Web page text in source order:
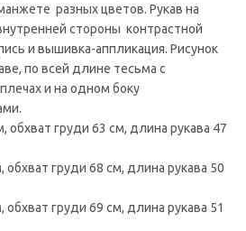
разных цветов. Рукав на
стороны контрастной
и вышивка-аппликация. Рисунок
по всей длине тесьма с
и на одном боку
обхват груди 63 см, длина рукава 47
груди 68 см, длина рукава 50
груди 69 см, длина рукава 51